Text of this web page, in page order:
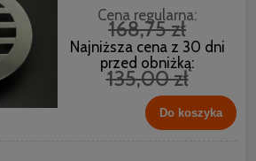
Cena regularna:
168,75 zł
Najniższa cena z 30 dni
przed obniżką:
135,00 zł
Do koszyka